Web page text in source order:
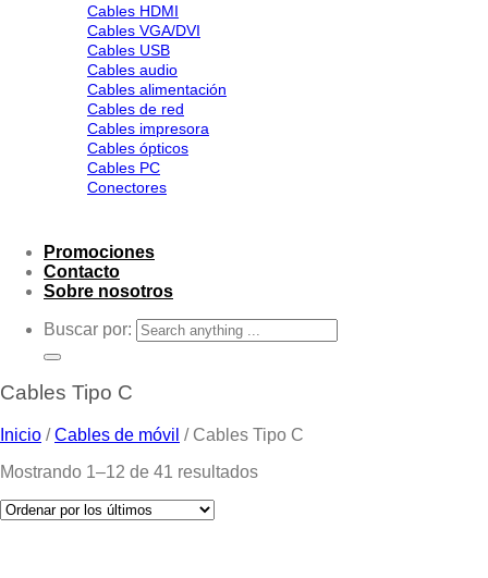
Cables HDMI
Cables VGA/DVI
Cables USB
Cables audio
Cables alimentación
Cables de red
Cables impresora
Cables ópticos
Cables PC
Conectores
Promociones
Contacto
Sobre nosotros
Buscar por:
Cables Tipo C
Inicio / Cables de móvil /Cables Tipo C
Mostrando 1–12 de 41 resultados